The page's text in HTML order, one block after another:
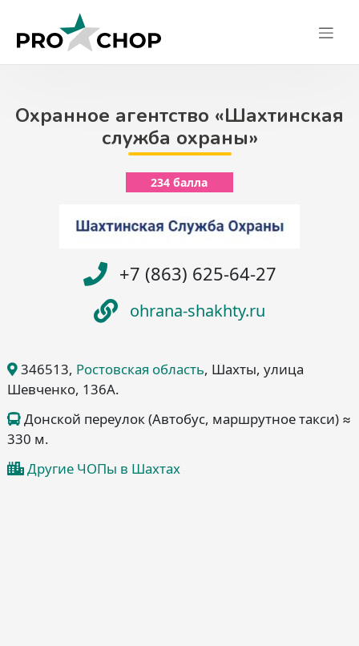
content
Охранное агентство «Шахтинская
служба охраны»
234 балла
+7 (863) 625-64-27
ohrana-shakhty.ru
346513, Ростовская область, Шахты, улица
Шевченко, 136А.
Донской переулок (Автобус, маршрутное такси) ≈
330 м.
Другие ЧОПы в Шахтах